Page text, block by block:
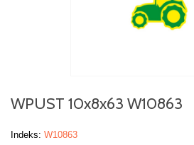
WPUST 10x8x63 W10863
Indeks: W10863